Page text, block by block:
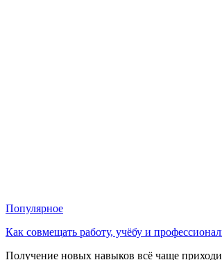
Популярное
Как совмещать работу, учёбу и
Получение новых навыков всё чаще